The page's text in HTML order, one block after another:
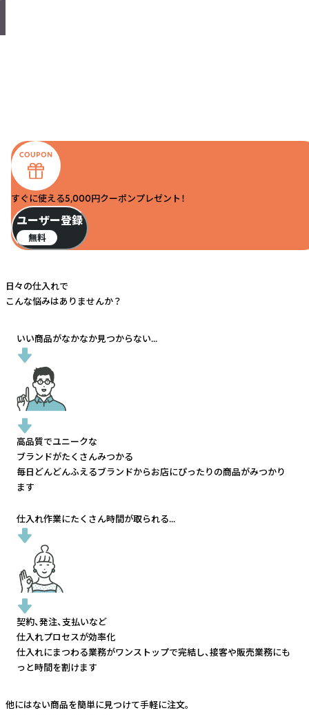
すぐに使える5,000円クーポンプレゼント！
ユーザー登録
無料
日々の仕入れで
こんな悩みはありませんか？
いい商品がなかなか見つからない...
高品質でユニークな
ブランドがたくさんみつかる
毎日どんどんふえるブランドからお店にぴったりの商品がみつかり
ます
仕入れ作業にたくさん時間が取られる...
契約、発注、支払いなど
仕入れプロセスが効率化
仕入れにまつわる業務がワンストップで完結し、接客や販売業務にも
っと時間を割けます
他にはない商品を簡単に見つけて手軽に注文。